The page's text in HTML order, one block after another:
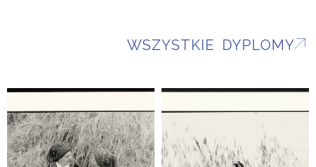
WSZYSTKIE DYPLOMY